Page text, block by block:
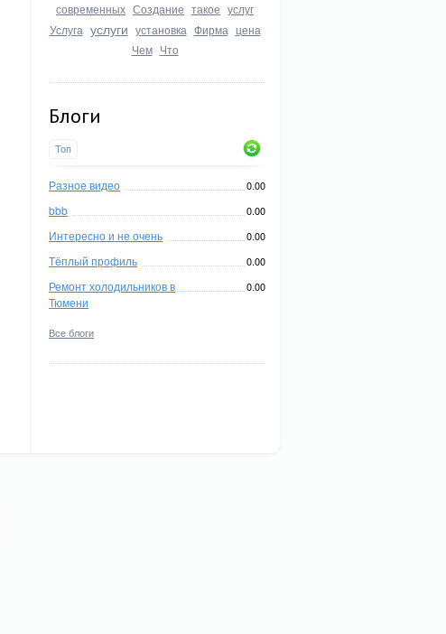
современных Создание такое услуг
Услуга услуги установка Фирма цена
Чем Что
Блоги
Топ
Разное видео 0.00
bbb 0.00
Интересно и не очень 0.00
Тёплый профиль 0.00
Ремонт холодильников в
Тюмени
0.00
Все блоги